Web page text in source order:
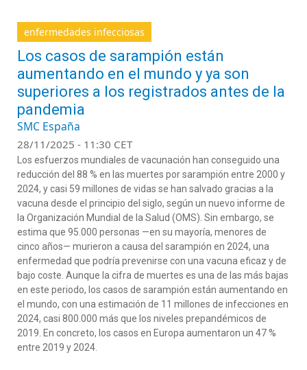
enfermedades infecciosas
Los casos de sarampión están
aumentando en el mundo y ya son
superiores a los registrados antes de la
pandemia
SMC España
28/11/2025 - 11:30 CET
Los esfuerzos mundiales de vacunación han conseguido una
reducción del 88 % en las muertes por sarampión entre 2000 y
2024, y casi 59 millones de vidas se han salvado gracias a la
vacuna desde el principio del siglo, según un nuevo informe de
la Organización Mundial de la Salud (OMS). Sin embargo, se
estima que 95.000 personas —en su mayoría, menores de
cinco años— murieron a causa del sarampión en 2024, una
enfermedad que podría prevenirse con una vacuna eficaz y de
bajo coste. Aunque la cifra de muertes es una de las más bajas
en este periodo, los casos de sarampión están aumentando en
el mundo, con una estimación de 11 millones de infecciones en
2024, casi 800.000 más que los niveles prepandémicos de
2019. En concreto, los casos en Europa aumentaron un 47 %
entre 2019 y 2024.